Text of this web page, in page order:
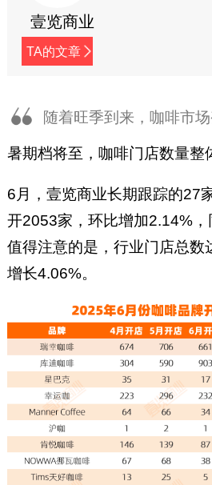
壹览商业
TA的文章
随着旺季到来，咖啡市场
暑期档将至，咖啡门店数量整
6月，壹览商业长期跟踪的27
开2053家，环比增加2.14%，
值得注意的是，行业门店总数
增长4.06%。